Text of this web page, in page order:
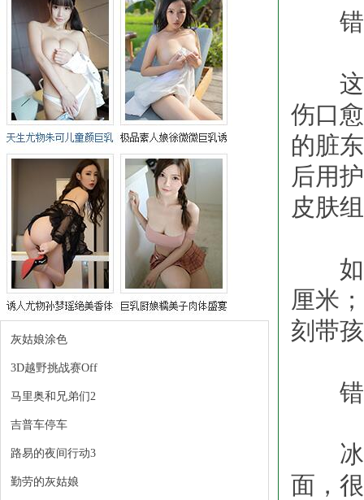
灰姑娘涂色
3D越野挑战赛Off
马里奥和兄弟们2
吉普车停车
路易的夜间行动3
勤劳的灰姑娘
错误
这个
伤口
的脏
后用
皮肤
如果
厘米
刻带
错
冰会
面，